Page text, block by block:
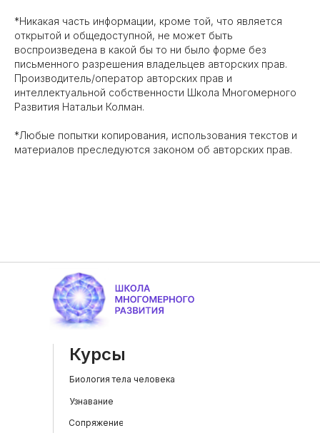
*Никакая часть информации, кроме той, что является
открытой и общедоступной, не может быть
воспроизведена в какой‌ бы то ни было форме без
письменного разрешения владельцев авторских прав.
Производитель/оператор авторских прав и
интеллектуальной собственности Школа Многомерного
Развития Натальи Колман.
*Любые попытки копирования, использования текстов и
материалов преследуются законом об авторских прав.
Биология тела человека
Курсы
Узнавание
Сопряжение